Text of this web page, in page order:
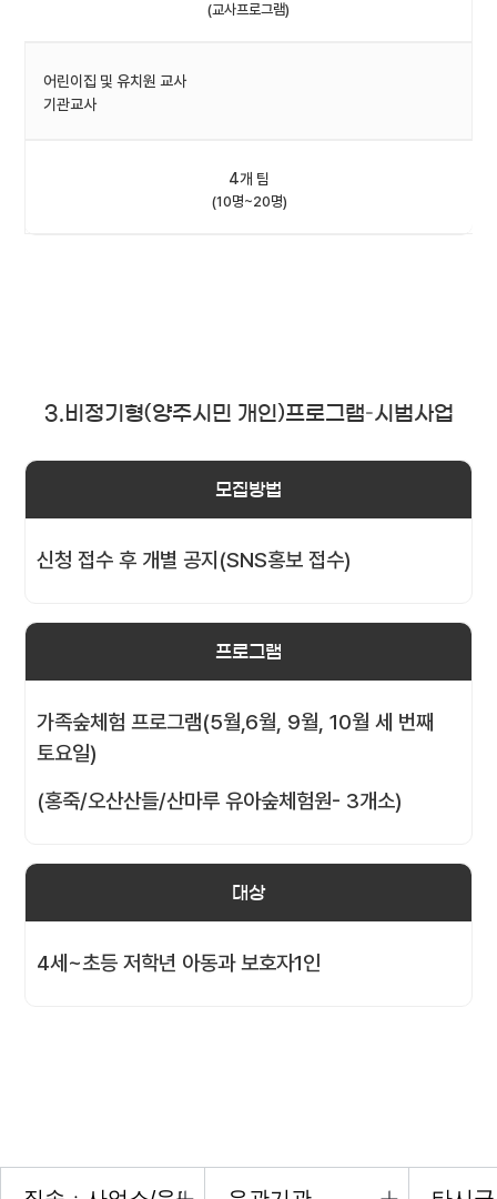
(교사프로그램)
어린이집 및 유치원 교사
기관교사
4개 팀
(10명~20명)
3.비정기형(양주시민 개인)프로그램–시범사업
모집방법
신청 접수 후 개별 공지(SNS홍보 접수)
프로그램
가족숲체험 프로그램(5월,6월, 9월, 10월 세 번째
토요일)
(홍죽/오산산들/산마루 유아숲체험원- 3개소)
대상
4세~초등 저학년 아동과 보호자1인